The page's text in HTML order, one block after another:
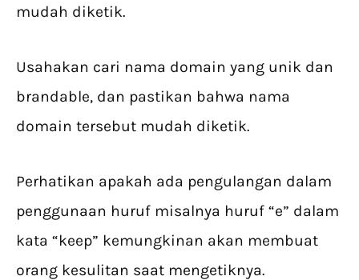
mudah diketik.
Usahakan cari nama domain yang unik dan
brandable, dan pastikan bahwa nama
domain tersebut mudah diketik.
Perhatikan apakah ada pengulangan dalam
penggunaan huruf misalnya huruf “e” dalam
kata “keep” kemungkinan akan membuat
orang kesulitan saat mengetiknya.